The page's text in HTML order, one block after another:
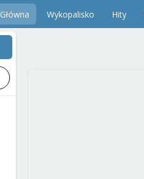
Główna Wykopalisko Hity